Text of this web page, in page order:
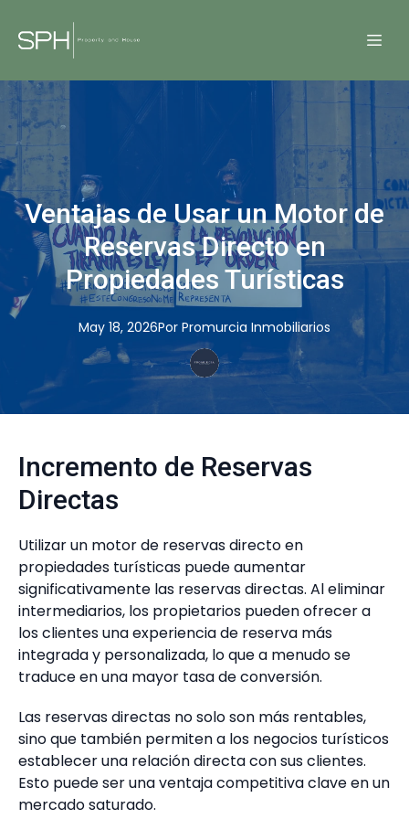
Ventajas de Usar un Motor de
Reservas Directo en
Propiedades Turísticas
May 18, 2026Por Promurcia Inmobiliarios
Incremento de Reservas
Directas
Utilizar un motor de reservas directo en
propiedades turísticas puede aumentar
significativamente las reservas directas. Al eliminar
intermediarios, los propietarios pueden ofrecer a
los clientes una experiencia de reserva más
integrada y personalizada, lo que a menudo se
traduce en una mayor tasa de conversión.
Las reservas directas no solo son más rentables,
sino que también permiten a los negocios turísticos
establecer una relación directa con sus clientes.
Esto puede ser una ventaja competitiva clave en un
mercado saturado.